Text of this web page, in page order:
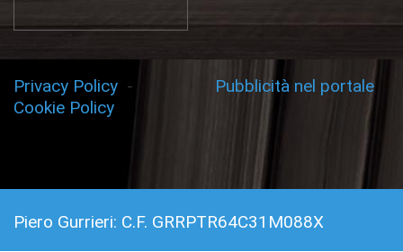
Privacy Policy -
Cookie Policy
Pubblicità nel portale
Piero Gurrieri: C.F. GRRPTR64C31M088X